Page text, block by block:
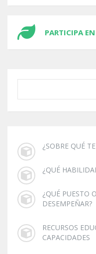
PARTICIPA
¿SOBRE QUÉ
¿QUÉ
¿QUÉ PUESTO
DESEMPEÑAR?
RECURSOS
CAPACIDADES